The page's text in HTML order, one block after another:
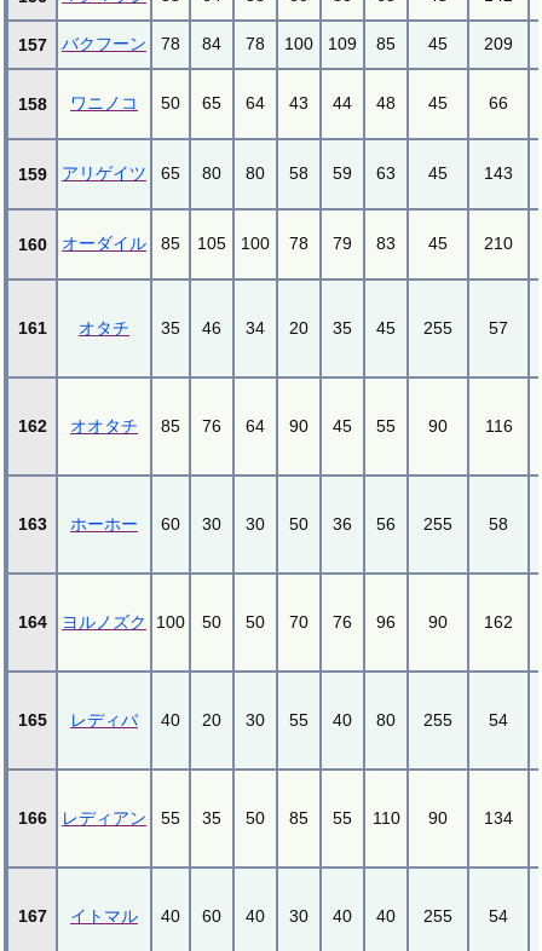
157 バクフーン 78 84 78 100 109 85 45 209
158 ワニノコ 50 65 64 43 44 48 45 66
159 アリゲイツ 65 80 80 58 59 63 45 143
160 オーダイル 85 105 100 78 79 83 45 210
161 オタチ 35 46 34 20 35 45 255 57
162 オオタチ 85 76 64 90 45 55 90 116
163 ホーホー 60 30 30 50 36 56 255 58
164 ヨルノズク 100 50 50 70 76 96 90 162
165 レディバ 40 20 30 55 40 80 255 54
166 レディアン 55 35 50 85 55 110 90 134
167 イトマル 40 60 40 30 40 40 255 54